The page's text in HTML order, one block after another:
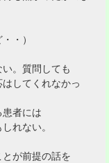
・）
。質問しても
してくれなかっ
者には
れない。
が前提の話を